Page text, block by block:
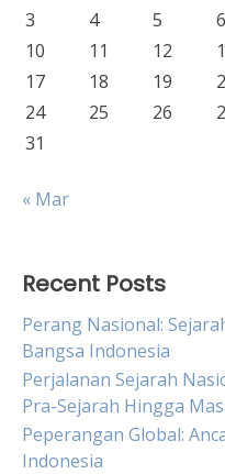
3
4 5 6
10
11 12
17
18 19
24
25 26
31
« Mar
Recent Posts
Perang Nasional:
Bangsa Indonesia
Perjalanan Sejarah
Pra-Sejarah Hingga
Peperangan Global:
Indonesia